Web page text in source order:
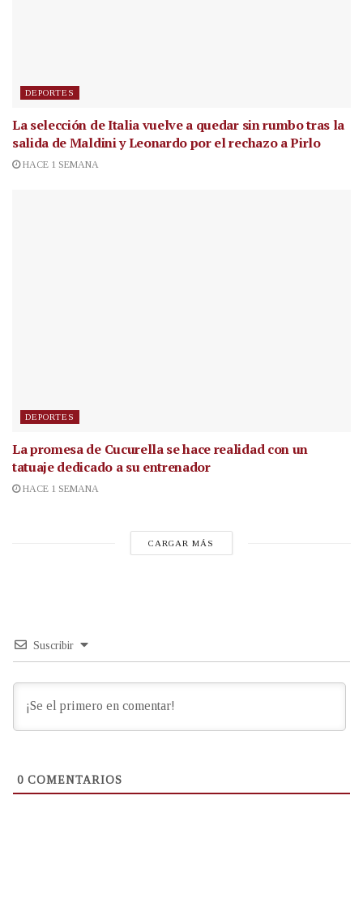
DEPORTES
La selección de Italia vuelve a quedar sin rumbo tras la
salida de Maldini y Leonardo por el rechazo a Pirlo
HACE 1 SEMANA
DEPORTES
La promesa de Cucurella se hace realidad con un
tatuaje dedicado a su entrenador
HACE 1 SEMANA
CARGAR MÁS
Suscribir
0 COMENTARIOS